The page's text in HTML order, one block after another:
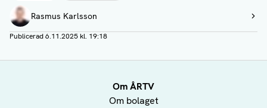
Författare
Rasmus Karlsson
Visa profil
Publicerad6.11.2025 kl. 19:18
Om ÅRTV
Om bolaget